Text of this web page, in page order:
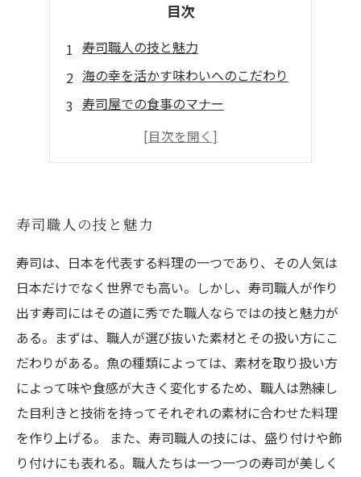
目次
寿司職人の技と魅力
海の幸を活かす味わいへのこだわり
寿司屋での食事のマナー
寿司業界の歴史と変化
地方色豊かな寿司の魅力
寿司職人の技と魅力
寿司は、日本を代表する料理の一つであり、その人気は
日本だけでなく世界でも高い。しかし、寿司職人が作り
出す寿司にはその道に秀でた職人ならではの技と魅力が
ある。まずは、職人が選び抜いた素材とその扱い方にこ
だわりがある。魚の種類によっては、素材を取り扱い方
によって味や食感が大きく変化するため、職人は熟練し
た目利きと技術を持ってそれぞれの素材に合わせた料理
を作り上げる。 また、寿司職人の技には、盛り付けや飾
り付けにも表れる。職人たちは一つ一つの寿司が美しく